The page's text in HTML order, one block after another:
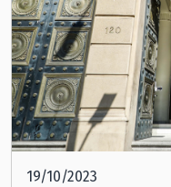
19/10/2023